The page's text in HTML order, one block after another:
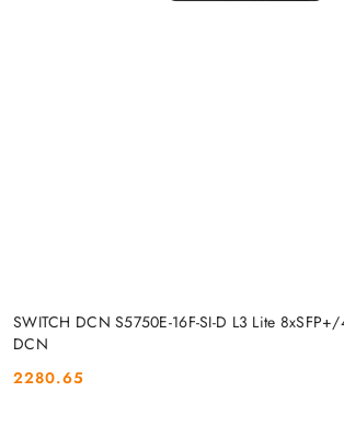
SWITCH DCN S5750E-16F-SI-D L3 Lite
DCN
Cena:
2280.65